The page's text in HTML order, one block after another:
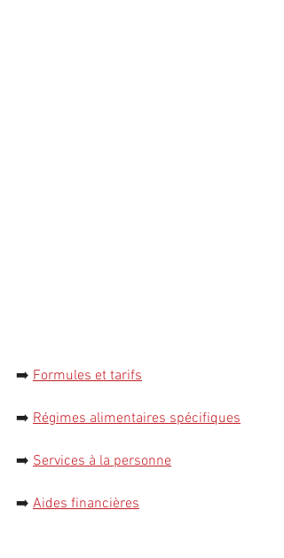
➡️ Formules et tarifs
➡️ Régimes alimentaires spécifiques
➡️ Services à la personne
➡️ Aides financières